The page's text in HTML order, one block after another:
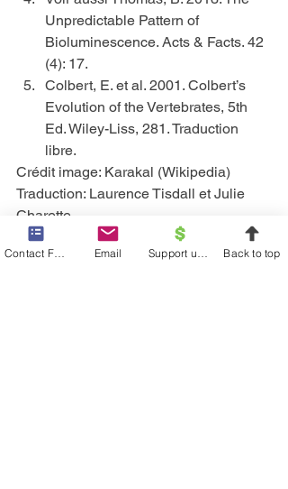
Unpredictable Pattern of
Bioluminescence. Acts & Facts. 42
(4): 17.
Colbert, E. et al. 2001. Colbert’s
Evolution of the Vertebrates, 5th
Ed. Wiley-Liss, 281. Traduction
libre.
Crédit image: Karakal (Wikipedia)
Traduction: Laurence Tisdall et Julie
Charette
http://www.icr.org/article/jurassic-
squirrels/
Contact Form Email Back to top